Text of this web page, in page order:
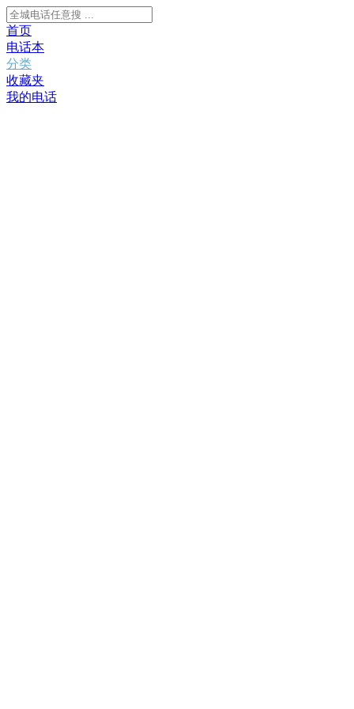
首页
电话本
分类
收藏夹
我的电话